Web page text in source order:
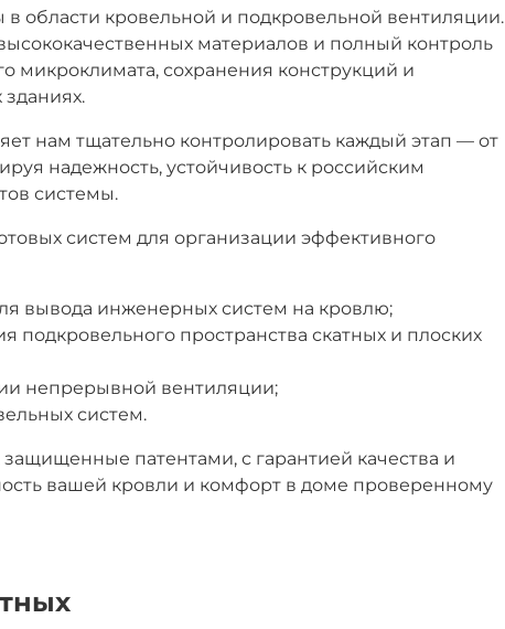
области кровельной и подкровельной вентиляции.
материалов и полный контроль
микроклимата, сохранения конструкций и
нам тщательно контролировать каждый этап — от
надежность, устойчивость к российским
системы.
систем для организации эффективного
вывода инженерных систем на кровлю;
пространства скатных и плоских
непрерывной вентиляции;
систем.
патентами, с гарантией качества и
вашей кровли и комфорт в доме проверенному